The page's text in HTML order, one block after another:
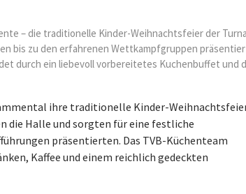
– die traditionelle Kinder-Weihnachtsfeier der
bis zu den erfahrenen Wettkampfgruppen
durch ein liebevoll vorbereitetes Kuchenbuffet und
ihre traditionelle Kinder-
die Halle und sorgten für eine festliche
präsentierten. Das TVB-Küchenteam
Kaffee und einem reichlich gedeckten